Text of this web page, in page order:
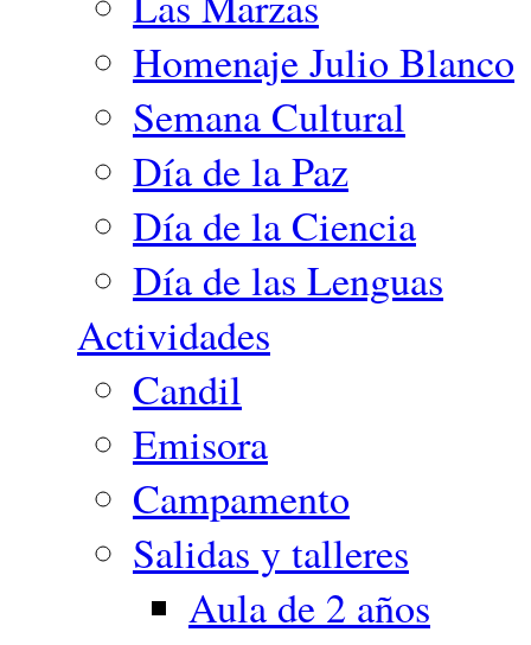
Homenaje Julio Blanco
Semana Cultural
Día de la Paz
Día de la Ciencia
Día de las Lenguas
Actividades
Candil
Emisora
Campamento
Salidas y talleres
Aula de 2 años